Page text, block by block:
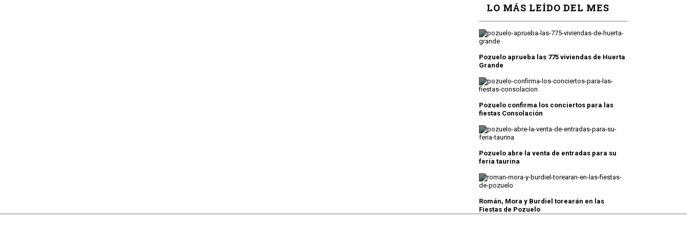
LO MÁS LEÍDO DEL MES
Pozuelo aprueba las 775 viviendas de Huerta
Grande
Pozuelo confirma los conciertos para las
fiestas Consolación
Pozuelo abre la venta de entradas para su
feria taurina
Román, Mora y Burdiel torearán en las
Fiestas de Pozuelo